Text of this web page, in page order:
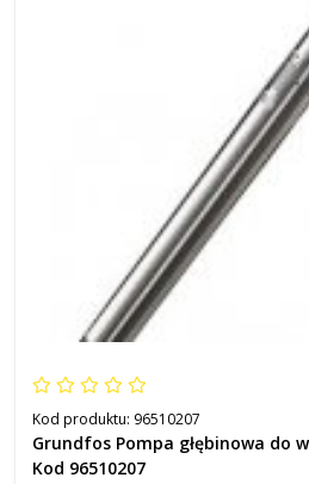
Kod produktu: 96510207
Grundfos Pompa głębinowa do
Kod 96510207